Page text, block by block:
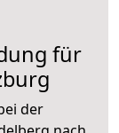
für
der